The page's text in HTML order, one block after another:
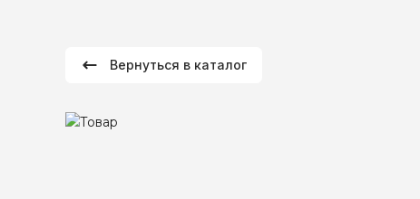
Вернуться в каталог